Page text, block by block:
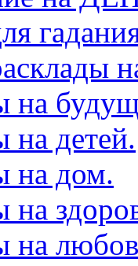
на
на детей.
на дом.
на
на